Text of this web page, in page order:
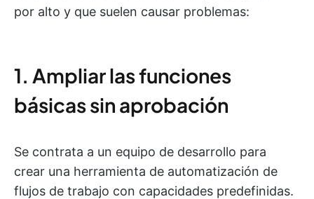
por alto y que suelen causar problemas:
1. Ampliar las funciones
básicas sin aprobación
Se contrata a un equipo de desarrollo para
crear una herramienta de automatización de
flujos de trabajo con capacidades predefinidas.